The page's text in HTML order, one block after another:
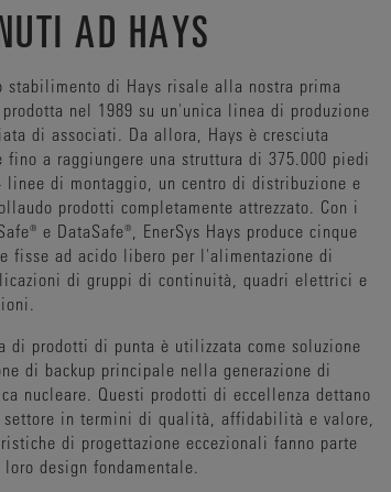
AD HAYS
stabilimento di Hays risale alla nostra prima
prodotta nel 1989 su un'unica linea di produzione
di associati. Da allora, Hays è cresciuta
fino a raggiungere una struttura di 375.000 piedi
linee di montaggio, un centro di distribuzione e
prodotti completamente attrezzato. Con i
e DataSafe®, EnerSys Hays produce cinque
fisse ad acido libero per l'alimentazione di
di gruppi di continuità, quadri elettrici e
di prodotti di punta è utilizzata come soluzione
di backup principale nella generazione di
nucleare. Questi prodotti di eccellenza dettano
settore in termini di qualità, affidabilità e valore,
di progettazione eccezionali fanno parte
design fondamentale.